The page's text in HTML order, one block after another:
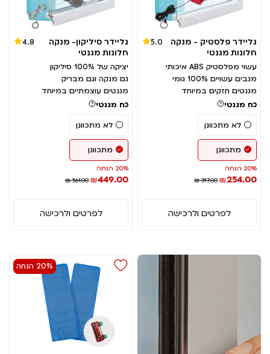
גליידר פלסטיק - מנקה
חלונות מגנטי
5.0
עשוי מפלסטיק ABS איכותי
מגבים עשויים 100% גומי
מגנטים חזקים במיוחד
כח מגנטי
לא מתכוונן
מתכוונן
20% הנחה
₪254.00
₪ 317.00
לפרטים ולרכישה
גליידר סיליקון- מנקה
חלונות מגנטי
4.8
יציקה של 100% סיליקון
גם מנקה וגם מבריק
מגנטים עוצמתיים במיוחד
כח מגנטי
לא מתכוונן
מתכוונן
20% הנחה
₪449.00
₪ 561.00
לפרטים ולרכישה
20% הנחה